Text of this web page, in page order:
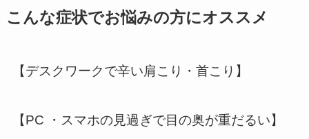
こんな症状でお悩みの方にオススメ
【デスクワークで辛い肩こり・首こり】
【PC ・スマホの見過ぎで目の奥が重だるい】